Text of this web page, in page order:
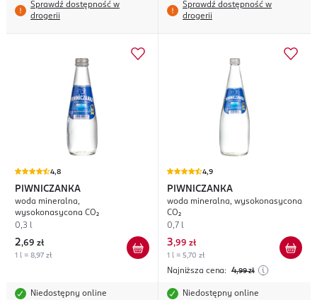
Sprawdź dostępność w
drogerii
Sprawdź dostępność w
drogerii
4,8
PIWNICZANKA
woda mineralna,
wysokonasycona CO₂
0,3 l
2,69 zł
1 l = 8,97 zł
Niedostępny online
4,9
PIWNICZANKA
woda mineralna, wysokonasycona
CO₂
0,7 l
3,99 zł
1 l = 5,70 zł
Najniższa cena: 4,99 zł
Niedostępny online